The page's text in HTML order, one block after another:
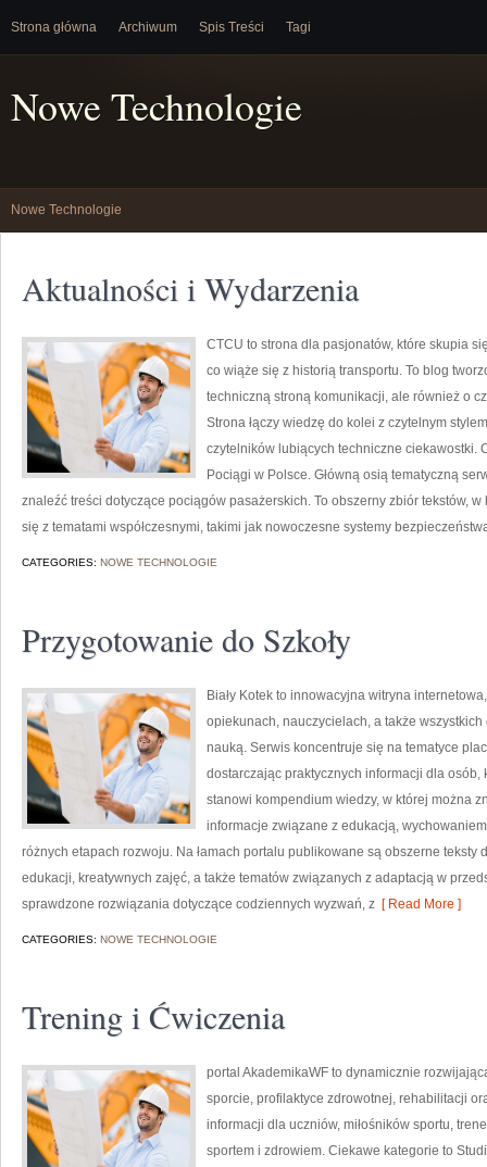
Strona główna Archiwum Spis Treści Tagi
Nowe Technologie
Nowe Technologie
Aktualności i Wydarzenia
CTCU to strona dla pasjonatów, które skupia
co wiąże się z historią transportu. To blog
techniczną stroną komunikacji, ale również o
Strona łączy wiedzę do kolei z czytelnym
czytelników lubiących techniczne ciekawostki.
Pociągi w Polsce. Główną osią tematyczną
znaleźć treści dotyczące pociągów pasażerskich. To obszerny zbiór tekstów,
się z tematami współczesnymi, takimi jak nowoczesne systemy
CATEGORIES: NOWE TECHNOLOGIE
Przygotowanie do Szkoły
Biały Kotek to innowacyjna witryna
opiekunach, nauczycielach, a także
nauką. Serwis koncentruje się na tematyce
dostarczając praktycznych informacji dla
stanowi kompendium wiedzy, w której można
informacje związane z edukacją,
różnych etapach rozwoju. Na łamach portalu publikowane są obszerne teksty
edukacji, kreatywnych zajęć, a także tematów związanych z adaptacją w
sprawdzone rozwiązania dotyczące codziennych wyzwań, z [ Read More ]
CATEGORIES: NOWE TECHNOLOGIE
Trening i Ćwiczenia
portal AkademikaWF to dynamicznie
sporcie, profilaktyce zdrowotnej, rehabilitacji
informacji dla uczniów, miłośników sportu,
sportem i zdrowiem. Ciekawe kategorie to